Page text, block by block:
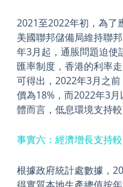
2021至2022年初，為了
美國聯邦儲備局維持聯
年3月起，通脹問題迫使
匯率制度，香港的利率
可得出，2022年3月之
價為18%，而2022年3
體而言，低息環境支持
事實六：經濟增長支持
根據政府統計處數據，